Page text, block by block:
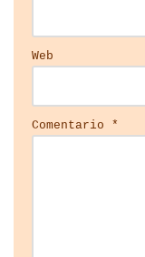
Web
Comentario *